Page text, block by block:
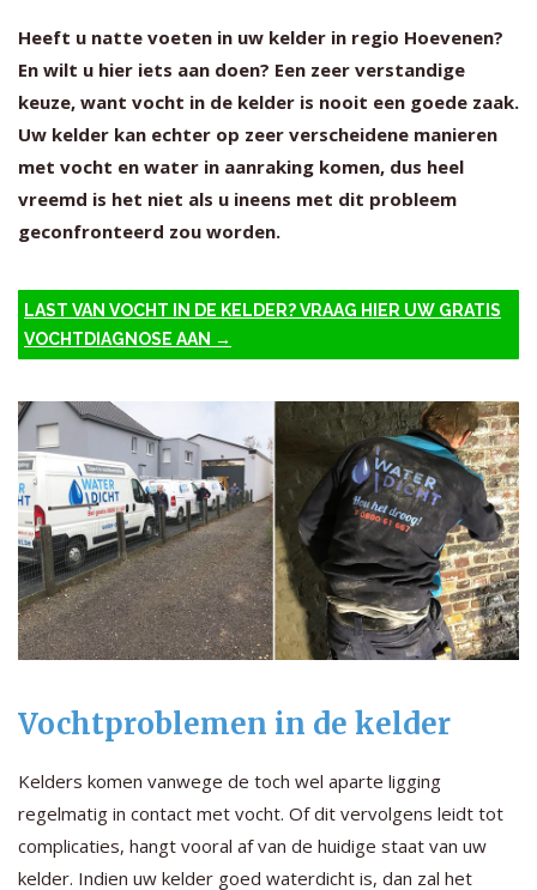
Heeft u natte voeten in uw kelder in regio Hoevenen?
En wilt u hier iets aan doen? Een zeer verstandige
keuze, want vocht in de kelder is nooit een goede zaak.
Uw kelder kan echter op zeer verscheidene manieren
met vocht en water in aanraking komen, dus heel
vreemd is het niet als u ineens met dit probleem
geconfronteerd zou worden.
LAST VAN VOCHT IN DE KELDER? VRAAG HIER UW GRATIS
VOCHTDIAGNOSE AAN →
Vochtproblemen in de kelder
Kelders komen vanwege de toch wel aparte ligging
regelmatig in contact met vocht. Of dit vervolgens leidt tot
complicaties, hangt vooral af van de huidige staat van uw
kelder. Indien uw kelder goed waterdicht is, dan zal het